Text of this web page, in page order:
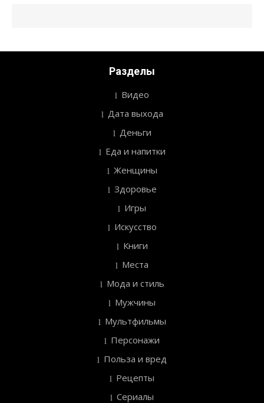
Разделы
Видео
Дата выхода
Деньги
Еда и напитки
Женщины
Здоровье
Игры
Искусство
Книги
Места
Мода и стиль
Мужчины
Мультфильмы
Персонажи
Польза и вред
Рецепты
Сериалы